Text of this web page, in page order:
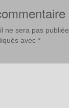
ne sera pas publiée.
avec *